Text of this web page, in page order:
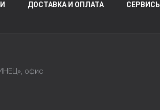
ДОСТАВКА И ОПЛАТА СЕРВИСЫ
офис